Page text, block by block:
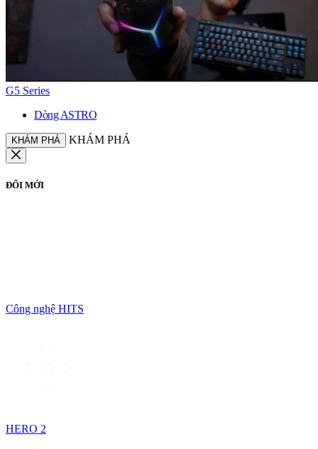
G5 Series
Dòng ASTRO
KHÁM PHÁ KHÁM PHÁ
ĐỔI MỚI
Công nghệ HITS
HERO 2